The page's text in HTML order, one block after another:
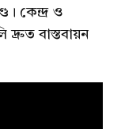
কেন্দ্র ও
দ্রুত বাস্তবায়ন